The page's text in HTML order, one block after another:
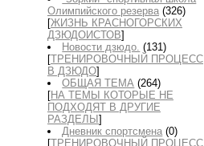
Олимпийского резерва (326)
[ЖИЗНЬ КРАСНОГОРСКИХ
ДЗЮДОИСТОВ]
Новости дзюдо. (131)
[ТРЕНИРОВОЧНЫЙ ПРОЦЕСС
В ДЗЮДО]
ОБЩАЯ ТЕМА (264)
[НА ТЕМЫ КОТОРЫЕ НЕ
ПОДХОДЯТ В ДРУГИЕ
РАЗДЕЛЫ ]
Дневник спортсмена (0)
[ТРЕНИРОВОЧНЫЙ ПРОЦЕСС